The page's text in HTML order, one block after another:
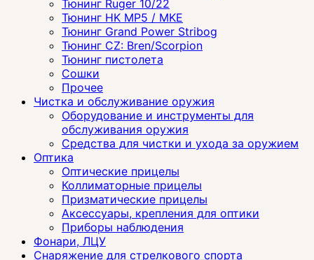
Тюнинг Ruger 10/22
Тюнинг HK MP5 / MKE
Тюнинг Grand Power Stribog
Тюнинг CZ: Bren/Scorpion
Тюнинг пистолета
Сошки
Прочее
Чистка и обслуживание оружия
Оборудование и инструменты для
обслуживания оружия
Средства для чистки и ухода за оружием
Оптика
Оптические прицелы
Коллиматорные прицелы
Призматические прицелы
Аксессуары, крепления для оптики
Приборы наблюдения
Фонари, ЛЦУ
Снаряжение для стрелкового спорта